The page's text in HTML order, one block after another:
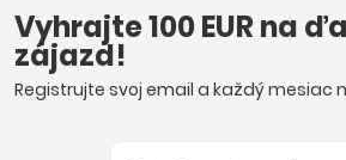
Vyhrajte 100 EUR na
zájazd!
Registrujte svoj email a každý mesiac